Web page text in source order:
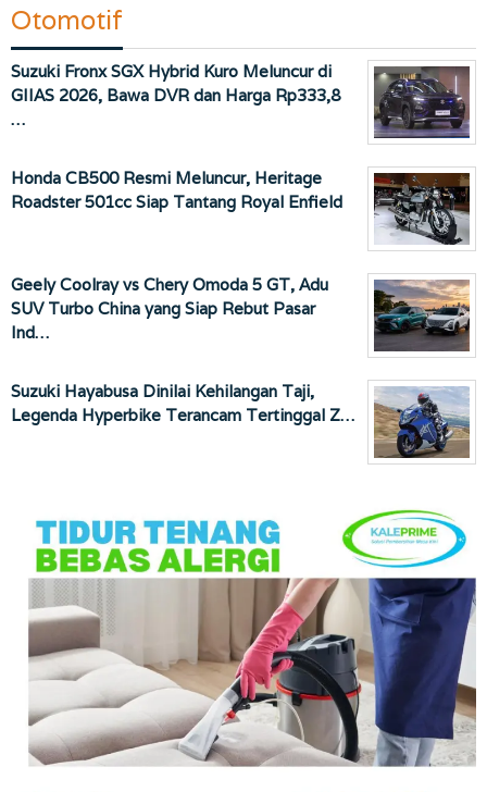
Otomotif
Suzuki Fronx SGX Hybrid Kuro Meluncur di
GIIAS 2026, Bawa DVR dan Harga Rp333,8
…
Honda CB500 Resmi Meluncur, Heritage
Roadster 501cc Siap Tantang Royal Enfield
Geely Coolray vs Chery Omoda 5 GT, Adu
SUV Turbo China yang Siap Rebut Pasar
Ind…
Suzuki Hayabusa Dinilai Kehilangan Taji,
Legenda Hyperbike Terancam Tertinggal Z…